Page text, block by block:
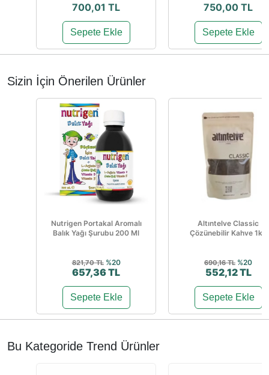
700,01 TL
Sepete Ekle
750,00 TL
Sepete Ekle
Sizin İçin Önerilen Ürünler
Nutrigen Portakal Aromalı
Balık Yağı Şurubu 200 Ml
821,70 TL %20
657,36 TL
Sepete Ekle
Altıntelve Classic
Çözünebilir Kahve 1kg
690,16 TL %20
552,12 TL
Sepete Ekle
Bu Kategoride Trend Ürünler